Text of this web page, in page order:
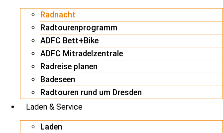
Radnacht
Radtourenprogramm
ADFC Bett+Bike
ADFC Mitradelzentrale
Radreise planen
Badeseen
Radtouren rund um Dresden
Laden & Service
Laden